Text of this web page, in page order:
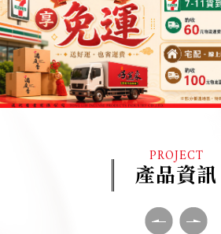
PROJECT
產品資訊
Previ
Next